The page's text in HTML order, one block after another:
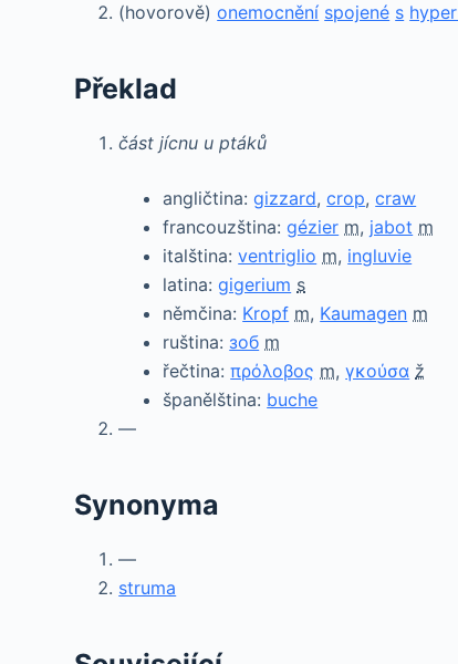
(hovorově) onemocnění spojené s
Překlad
část jícnu u ptáků
angličtina:gizzard,crop,craw
francouzština:gézier m, jabot m
italština:ventriglio m, ingluvie
latina:gigerium s
němčina: Kropf m, Kaumagen m
ruština:зоб m
řečtina:πρόλοβος m,γκούσα ž
španělština: buche
—
Synonyma
—
struma